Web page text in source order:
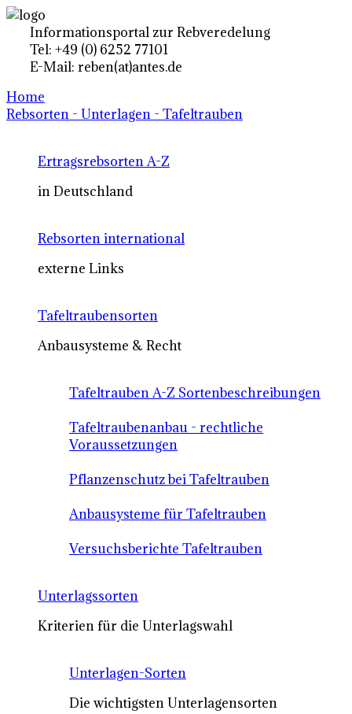
Informationsportal zur Rebveredelung
Tel: +49 (0) 6252 77101
E-Mail: reben(at)antes.de
Home
Rebsorten - Unterlagen - Tafeltrauben
Ertragsrebsorten A-Z
in Deutschland
Rebsorten international
externe Links
Tafeltraubensorten
Anbausysteme & Recht
Tafeltrauben A-Z Sortenbeschreibungen
Tafeltraubenanbau - rechtliche
Voraussetzungen
Pflanzenschutz bei Tafeltrauben
Anbausysteme für Tafeltrauben
Versuchsberichte Tafeltrauben
Unterlagssorten
Kriterien für die Unterlagswahl
Unterlagen-Sorten
Die wichtigsten Unterlagensorten